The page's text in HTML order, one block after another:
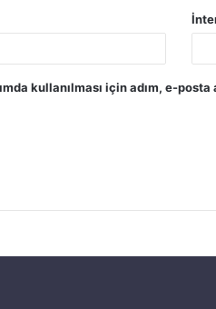
kullanılması için adım, e-